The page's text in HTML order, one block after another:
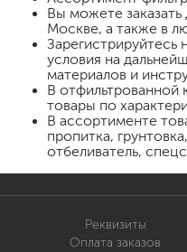
Вы можете заказать
Москве, а также в
Зарегистрируйтесь
условия на
материалов и
В отфильтрованной
товары по
В ассортименте
пропитка,
отбеливатель,
Реквизиты
Оплата заказов